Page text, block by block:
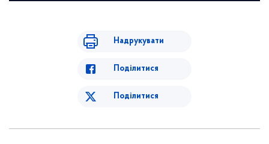
Надрукувати
Поділитися
Поділитися